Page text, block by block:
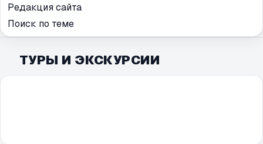
Редакция сайта
Поиск по теме
ТУРЫ И ЭКСКУРСИИ